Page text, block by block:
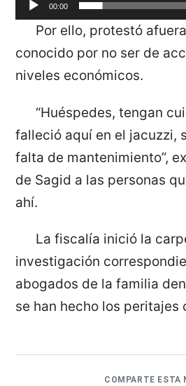
00:00
Por ello, protestó
conocido por no ser de
niveles económicos.
“Huéspedes, tengan
falleció aquí en el jacuzzi,
falta de mantenimiento”,
de Sagid a las personas
ahí.
La fiscalía inició la
investigación
abogados de la familia
se han hecho los peritajes
COMPARTE ESTA